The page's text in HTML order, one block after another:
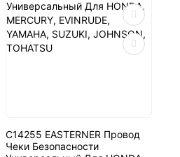
C14255 EASTERNER Провод
Чеки Безопасности